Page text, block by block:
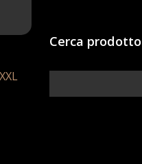
XXL
Cerca prodotto